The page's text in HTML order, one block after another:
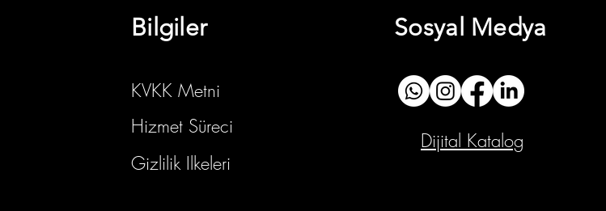
Bilgiler
KVKK Metni
Hizmet Süreci
Gizlilik Ilkeleri
Sosyal Medya
Dijital Katalog